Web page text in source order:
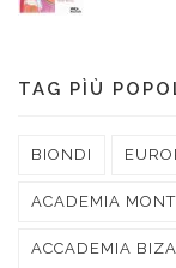
TAG PÌÙ
BIONDI
ACADEMIA
ACCADEMIA